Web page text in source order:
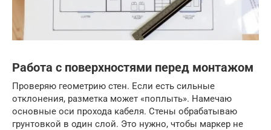
Работа с поверхностями перед монтажом
Проверяю геометрию стен. Если есть сильные
отклонения, разметка может «поплыть». Намечаю
основные оси прохода кабеля. Стены обрабатываю
грунтовкой в один слой. Это нужно, чтобы маркер не